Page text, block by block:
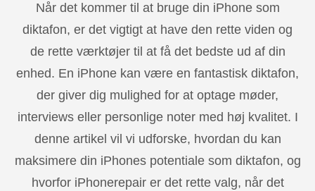
Når det kommer til at bruge din iPhone som
diktafon, er det vigtigt at have den rette viden og
de rette værktøjer til at få det bedste ud af din
enhed. En iPhone kan være en fantastisk diktafon,
der giver dig mulighed for at optage møder,
interviews eller personlige noter med høj kvalitet. I
denne artikel vil vi udforske, hvordan du kan
maksimere din iPhones potentiale som diktafon, og
hvorfor iPhonerepair er det rette valg, når det